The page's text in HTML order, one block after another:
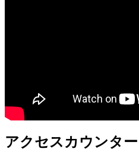
アクセスカウンター